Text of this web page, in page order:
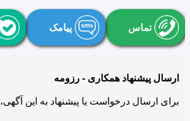
تماس پیامک
ارسال پیشنهاد همکاری - رزومه
برای ارسال درخواست یا پیشنهاد به این آگهی،